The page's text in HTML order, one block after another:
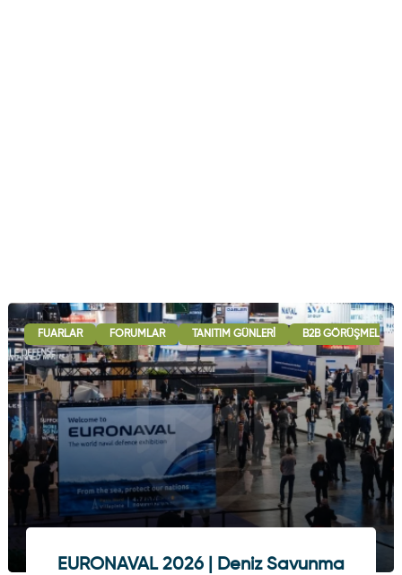
FUARLAR FORUMLAR TANITIM GÜNLERI B2B GÖRÜŞMELERI
EURONAVAL 2026 | Deniz Savunma